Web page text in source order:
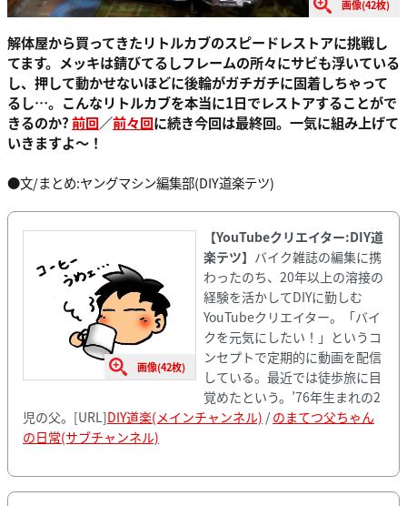
画像(42枚)
解体屋から買ってきたリトルカブのスピードレストアに挑戦し
てます。メッキは錆びてるしフレームの所々にサビも浮いている
し、押して動かせないほどに後輪がガチガチに固着しちゃって
るし…。こんなリトルカブを本当に1日でレストアすることがで
きるのか?前回／前々回に続き今回は最終回。一気に組み上げて
いきますよ～！
●文/まとめ:ヤングマシン編集部(DIY道楽テツ)
画像(42枚)
【YouTubeクリエイター:DIY道
楽テツ】 バイク雑誌の編集に携
わったのち、20年以上の溶接の
経験を活かしてDIYに勤しむ
YouTubeクリエイター。「バイ
クを元気にしたい！」というコ
ンセプトで定期的に動画を配信
している。最近では徒歩旅に目
覚めたという。’76年生まれの2
児の父。[URL]DIY道楽(メインチャンネル) / のまてつ父ちゃん
の日常(サブチャンネル)